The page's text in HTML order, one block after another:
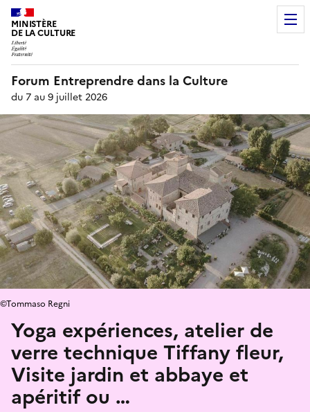
MINISTÈRE
DE LA CULTURE
Forum Entreprendre dans la Culture
du 7 au 9 juillet 2026
Yoga expériences, atelier de
verre technique Tiffany fleur,
Visite jardin et abbaye et
apéritif ou …
©Tommaso Regni